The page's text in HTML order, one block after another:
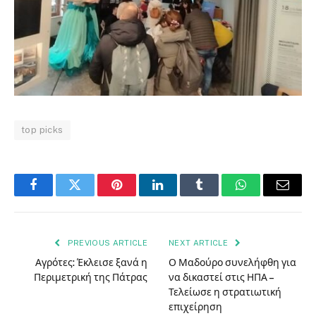
top picks
FacebookTwitter PinterestLinkedInTumblr WhatsAppEmail
PREVIOUS ARTICLE
Αγρότες: Έκλεισε ξανά η
Περιμετρική της Πάτρας
NEXT ARTICLE
Ο Μαδούρο συνελήφθη για
να δικαστεί στις ΗΠΑ –
Τελείωσε η στρατιωτική
επιχείρηση